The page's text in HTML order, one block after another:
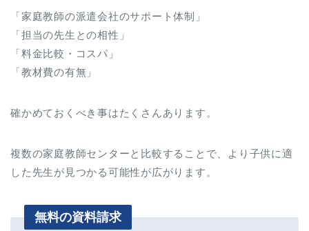
「家庭教師の派遣会社のサポート体制」
「担当の先生との相性」
「料金比較・コスパ」
「教材費の有無」
確かめておくべき事はたくさんあります。
複数の家庭教師センターと比較することで、より子供に適
した先生が見つかる可能性が広がります。
無料の資料請求